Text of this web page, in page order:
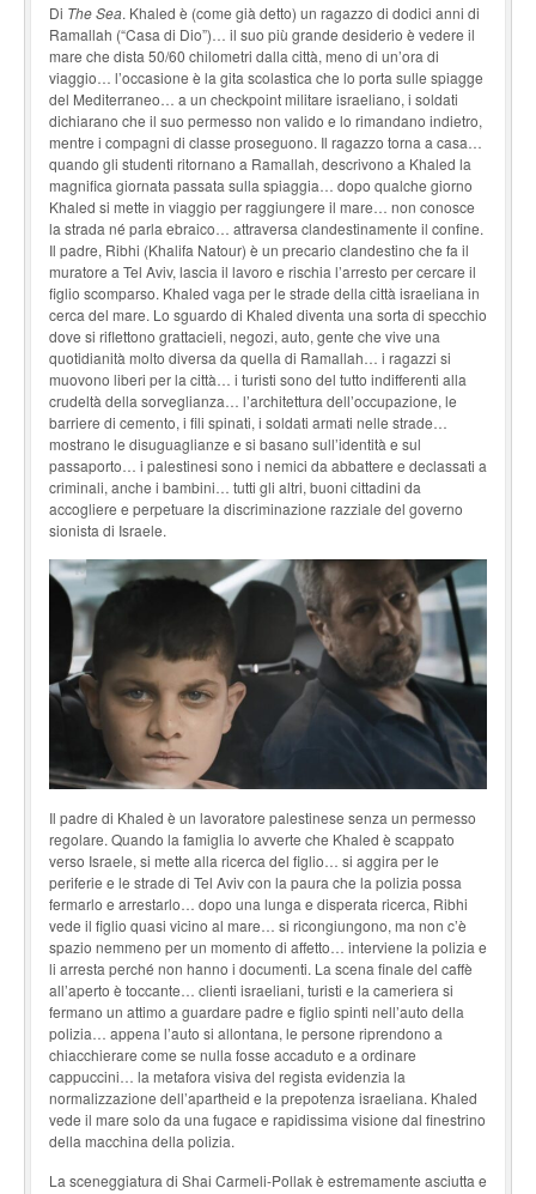
Di The Sea. Khaled è (come già detto) un ragazzo di dodici anni di
Ramallah (“Casa di Dio”)… il suo più grande desiderio è vedere il
mare che dista 50/60 chilometri dalla città, meno di un’ora di
viaggio… l’occasione è la gita scolastica che lo porta sulle spiagge
del Mediterraneo… a un checkpoint militare israeliano, i soldati
dichiarano che il suo permesso non valido e lo ri­mandano indietro,
mentre i compagni di classe proseguono. Il ragazzo torna a casa…
quando gli studenti ritornano a Ramallah, descrivono a Khaled la
magnifica giornata passata sulla spiaggia… dopo qualche giorno
Khaled si mette in viaggio per raggiungere il mare… non cono­sce
la strada né parla ebraico… attraversa clandestinamente il confine.
Il padre, Ribhi (Khalifa Natour) è un precario clandestino che fa il
muratore a Tel Aviv, lascia il lavoro e rischia l’arresto per cercare il
figlio scomparso. Khaled vaga per le strade della città israeliana in
cerca del mare. Lo sguardo di Khaled diventa una sorta di specchio
dove si riflettono grattacieli, negozi, auto, gente che vive una
quotidianità molto diversa da quella di Ramallah… i ragazzi si
muovono liberi per la città… i turisti sono del tutto indifferenti alla
crudeltà della sorveglianza… l’architettura dell’occupazione, le
barriere di cemento, i fili spinati, i soldati armati nelle strade…
mostrano le disuguaglianze e si basano sull’identità e sul
passaporto… i palestinesi sono i nemici da abbat­tere e declassati a
criminali, anche i bambini… tutti gli altri, buoni cittadini da
accogliere e perpetuare la discriminazione razziale del governo
sionista di Israele.
Il padre di Khaled è un lavoratore palestinese senza un permesso
regolare. Quando la famiglia lo avverte che Khaled è scappato
verso Israele, si mette alla ricerca del figlio… si aggira per le
periferie e le strade di Tel Aviv con la paura che la polizia possa
fermarlo e arrestarlo… dopo una lunga e disperata ricerca, Ribhi
vede il figlio quasi vicino al mare… si ricongiungono, ma non c’è
spazio nemmeno per un momento di affetto… interviene la polizia e
li arresta perché non hanno i documenti. La scena finale del caffè
all’aperto è toccante… clienti israeliani, turisti e la cameriera si
fermano un attimo a guardare padre e figlio spinti nell’auto della
polizia… appena l’auto si allontana, le persone riprendono a
chiacchierare come se nulla fosse accaduto e a ordinare
cappuccini… la metafora visiva del regista evidenzia la
normalizzazione dell’apartheid e la prepotenza israeliana. Khaled
vede il mare solo da una fugace e rapidissima visione dal finestrino
della macchina della polizia.
La sceneggiatura di Shai Carmeli-Pollak è estremamente asciutta e